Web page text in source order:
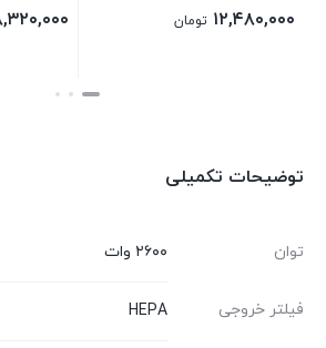
تومان ۲۸,۳۲۰,۰۰۰ تومان
توضیحات تکمیلی
توان ۲۶۰۰ وات
فیلتر خروجی HEPA